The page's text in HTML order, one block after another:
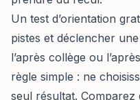
Un test d’orientation
pistes et déclencher
l’après collège ou
règle simple : ne
seul résultat.